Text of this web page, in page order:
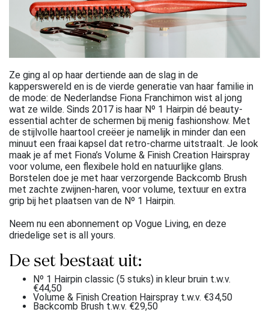
Ze ging al op haar dertiende aan de slag in de
kapperswereld en is de vierde generatie van haar familie in
de mode: de Nederlandse Fiona Franchimon wist al jong
wat ze wilde. Sinds 2017 is haar Nº 1 Hairpin dé beauty-
essential achter de schermen bij menig fashionshow. Met
de stijlvolle haartool creëer je namelijk in minder dan een
minuut een fraai kapsel dat retro-charme uitstraalt. Je look
maak je af met Fiona’s Volume & Finish Creation Hairspray
voor volume, een flexibele hold en natuurlijke glans.
Borstelen doe je met haar verzorgende Backcomb Brush
met zachte zwijnen-haren, voor volume, textuur en extra
grip bij het plaatsen van de Nº 1 Hairpin.
Neem nu een abonnement op Vogue Living, en deze
driedelige set is all yours.
De set bestaat uit:
Nº 1 Hairpin classic (5 stuks) in kleur bruin t.w.v.
€44,50
Volume & Finish Creation Hairspray t.w.v. €34,50
Backcomb Brush t.w.v. €29,50